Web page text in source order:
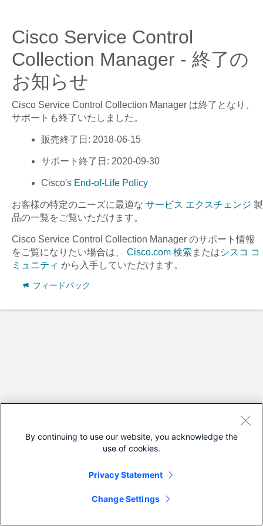
Cisco Service Control
Collection Manager - 終了の
お知らせ
Cisco Service Control Collection Manager は終了となり、
サポートも終了いたしました。
販売終了日 : 2018-06-15
サポート終了日 : 2020-09-30
Cisco's End-of-Life Policy
お客様の特定のニーズに最適な サービス エクスチェンジ 製
品の一覧をご覧いただけます。
Cisco Service Control Collection Manager のサポート情報
をご覧になりたい場合は、 Cisco.com 検索 またはシスコ コ
ミュニティ から入手していただけます。
フィードバック
By continuing to use our website, you acknowledge the
use of cookies.
Privacy Statement
Change Settings